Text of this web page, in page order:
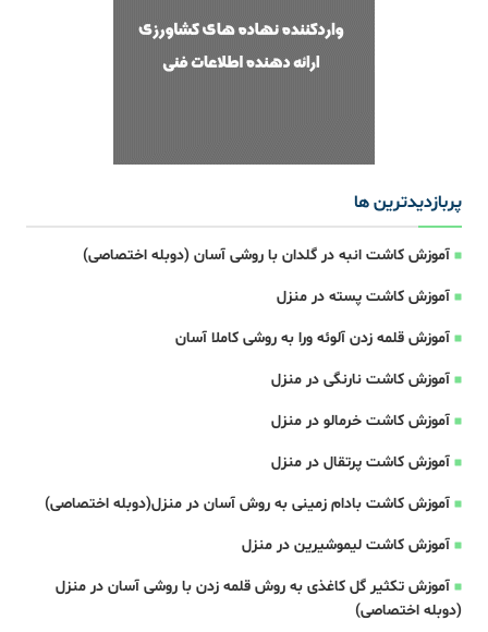
پربازدیدترین ها
آموزش کاشت انبه در گلدان با روشی آسان (دوبله اختصاصی)
آموزش کاشت پسته در منزل
آموزش قلمه زدن آلوئه ورا به روشی کاملا آسان
آموزش کاشت نارنگی در منزل
آموزش کاشت خرمالو در منزل
آموزش کاشت پرتقال در منزل
آموزش کاشت بادام زمینی به روش آسان در منزل(دوبله اختصاصی)
آموزش کاشت لیموشیرین در منزل
آموزش تکثیر گل کاغذی به روش قلمه زدن با روشی آسان در منزل
(دوبله اختصاصی)